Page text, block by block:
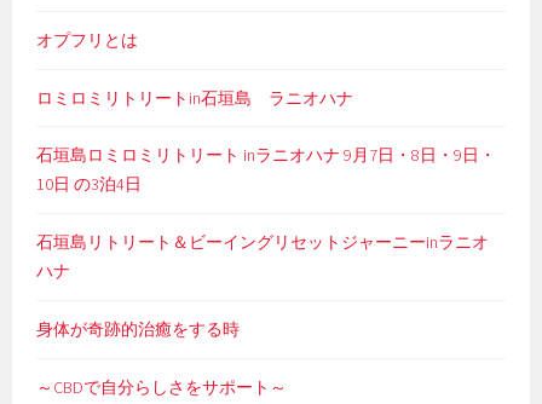
オプフリとは
ロミロミリトリートin石垣島 ラニオハナ
石垣島ロミロミリトリート inラニオハナ 9月7日・8日・9日・
10日 の3泊4日
石垣島リトリート＆ビーイングリセットジャーニーinラニオ
ハナ
身体が奇跡的治癒をする時
～CBDで自分らしさをサポート～